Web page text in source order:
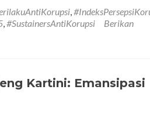
,
,#SustainersAntiKorupsi Berikan
Kartini: Emansipasi